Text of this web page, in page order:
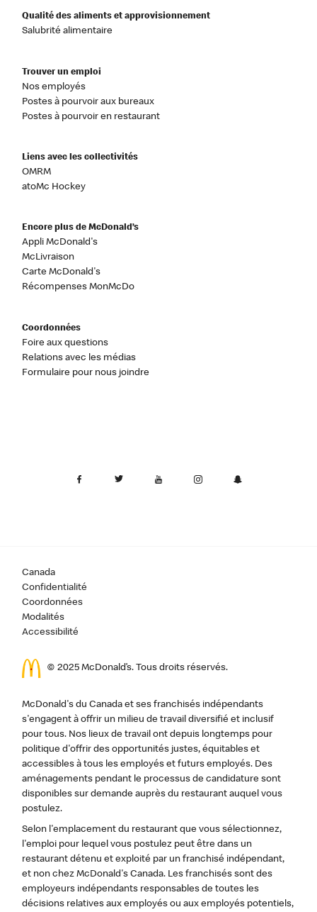
Qualité des aliments et approvisionnement
Salubrité alimentaire
Trouver un emploi
Nos employés
Postes à pourvoir aux bureaux
Postes à pourvoir en restaurant
Liens avec les collectivités
OMRM
atoMc Hockey
Encore plus de McDonald’s
Appli McDonald's
McLivraison
Carte McDonald's
Récompenses MonMcDo
Coordonnées
Foire aux questions
Relations avec les médias
Formulaire pour nous joindre
Canada
Confidentialité
Coordonnées
Modalités
Accessibilité
© 2025 McDonald’s. Tous droits réservés.
McDonald's du Canada et ses franchisés indépendants
s'engagent à offrir un milieu de travail diversifié et inclusif
pour tous. Nos lieux de travail ont depuis longtemps pour
politique d'offrir des opportunités justes, équitables et
accessibles à tous les employés et futurs employés. Des
aménagements pendant le processus de candidature sont
disponibles sur demande auprès du restaurant auquel vous
postulez.
Selon l'emplacement du restaurant que vous sélectionnez,
l'emploi pour lequel vous postulez peut être dans un
restaurant détenu et exploité par un franchisé indépendant,
et non chez McDonald's Canada. Les franchisés sont des
employeurs indépendants responsables de toutes les
décisions relatives aux employés ou aux employés potentiels,